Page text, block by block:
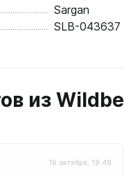
С
Ножи с
Sargan
SLB-043637
из
16 октября, 19:49